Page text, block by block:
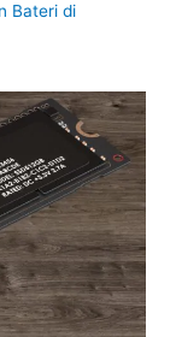
Bateri di